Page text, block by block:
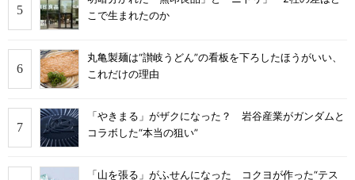
こで生まれたのか
丸亀製麺は“讃岐うどん”の看板を下ろしたほうがいい、
これだけの理由
「やきまる」がザクになった？ 岩谷産業がガンダムと
コラボした“本当の狙い”
「山を張る」がふせんになった コクヨが作った“テス